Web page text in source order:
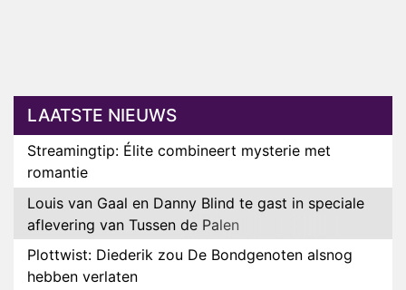
LAATSTE NIEUWS
Streamingtip: Élite combineert mysterie met
romantie
Louis van Gaal en Danny Blind te gast in speciale
aflevering van Tussen de Palen
Plottwist: Diederik zou De Bondgenoten alsnog
hebben verlaten